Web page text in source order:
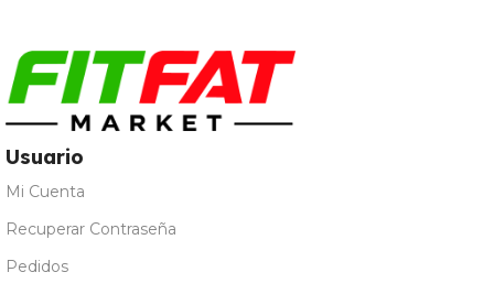
Usuario
Mi Cuenta
Recuperar Contraseña
Pedidos